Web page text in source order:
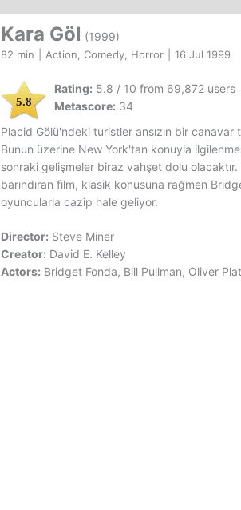
Kara Göl (1999)
82 min Action, Comedy, Horror 16 Jul 1999
5.8
Rating: 5.8 / 10 from 69,872 users
Metascore: 34
Placid Gölü'ndeki turistler ansızın bir canavar
Bunun üzerine New York'tan konuyla
sonraki gelişmeler biraz vahşet dolu
barındıran film, klasik konusuna rağmen
oyuncularla cazip hale geliyor.
Director: Steve Miner
Creator: David E. Kelley
Actors: Bridget Fonda, Bill Pullman, Oliver